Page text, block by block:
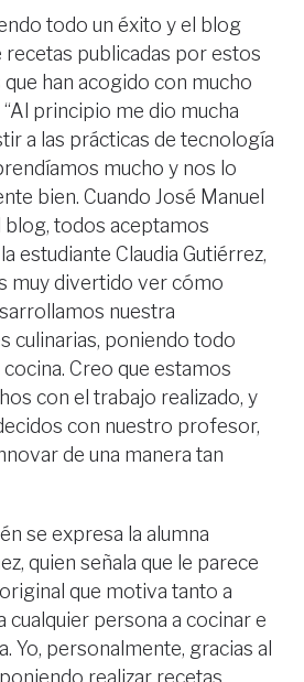
todo un éxito y el blog
recetas publicadas por estos
han acogido con mucho
principio me dio mucha
a las prácticas de tecnología
mucho y nos lo
bien. Cuando José Manuel
blog, todos aceptamos
estudiante Claudia Gutiérrez,
muy divertido ver cómo
nuestra
culinarias, poniendo todo
Creo que estamos
con el trabajo realizado, y
con nuestro profesor,
de una manera tan
se expresa la alumna
quien señala que le parece
que motiva tanto a
cualquier persona a cocinar e
Yo, personalmente, gracias al
realizar recetas